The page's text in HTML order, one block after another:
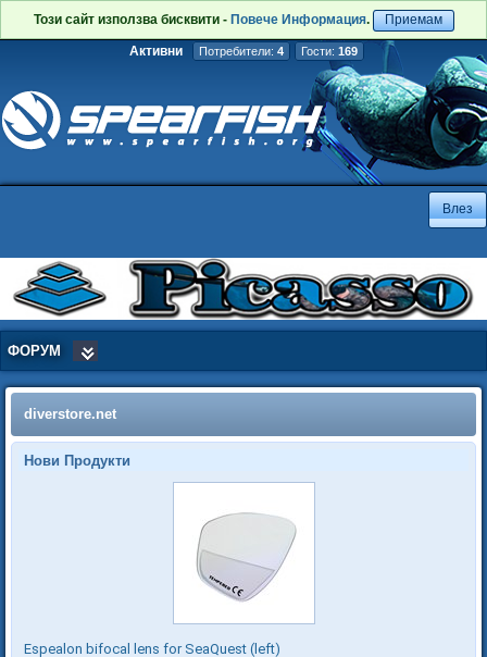
Този сайт използва бисквити - Повече Информация. Приемам
Активни Потребители: 4 Гости: 169
ФОРУМ
diverstore.net
Нови Продукти
Espealon bifocal lens for SeaQuest (left)